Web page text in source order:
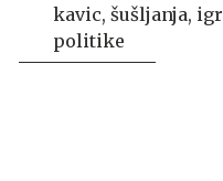
kavic, šušljanja,
politike